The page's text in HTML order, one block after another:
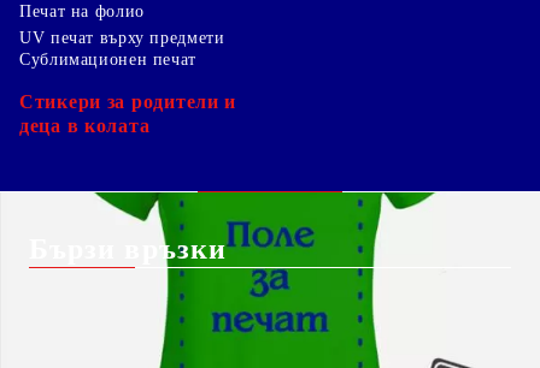
Печат на фолио
UV печат върху предмети
Сублимационен печат
Стикери за родители и
деца в колата
Бързи връзки
Блог
Shutterstock изображение